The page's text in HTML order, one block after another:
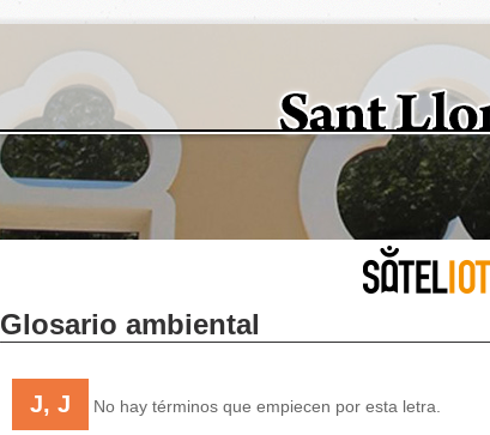
Glosario ambiental
J, J No hay términos que empiecen por esta letra.